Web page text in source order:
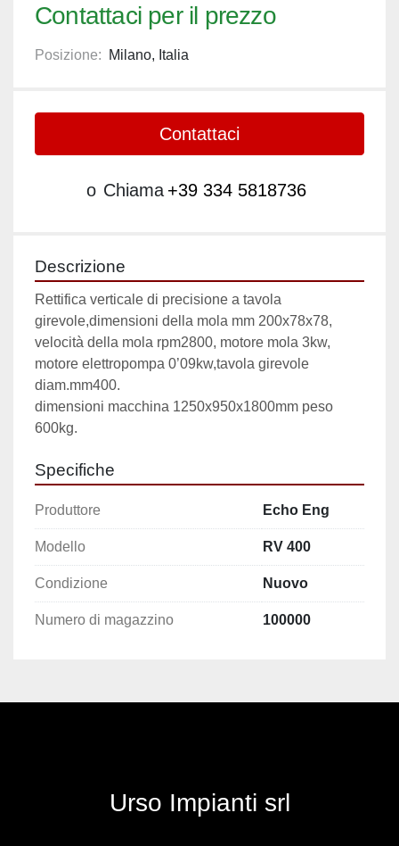
Contattaci per il prezzo
Posizione: Milano, Italia
Contattaci
o Chiama +39 334 5818736
Descrizione
Rettifica verticale di precisione a tavola
girevole,dimensioni della mola mm 200x78x78,
velocità della mola rpm2800, motore mola 3kw,
motore elettropompa 0’09kw,tavola girevole
diam.mm400.
dimensioni macchina 1250x950x1800mm peso
600kg.
Specifiche
Produttore Echo Eng
Modello RV 400
Condizione Nuovo
Numero di magazzino 100000
Urso Impianti srl